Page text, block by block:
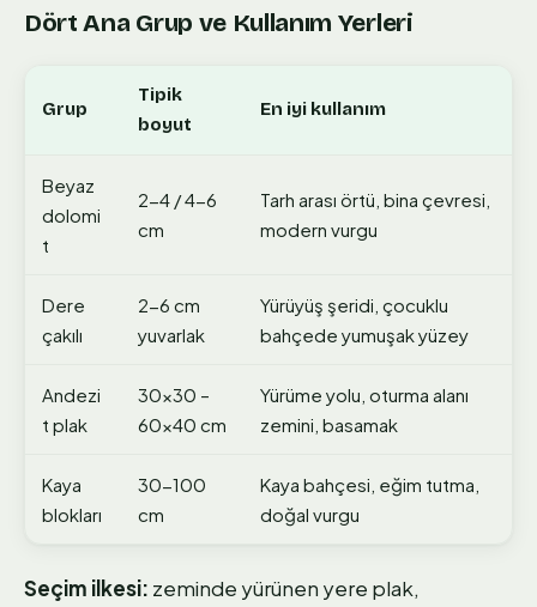
Dört Ana Grup ve Kullanım Yerleri
Grup
Tipik
boyut
En iyi kullanım
Beyaz
dolomi
t
2-4 / 4-6
cm
Tarh arası örtü, bina çevresi,
modern vurgu
Dere
çakılı
2-6 cm
yuvarlak
Yürüyüş şeridi, çocuklu
bahçede yumuşak yüzey
Andezi
t plak
30×30 –
60×40 cm
Yürüme yolu, oturma alanı
zemini, basamak
Kaya
blokları
30-100
cm
Kaya bahçesi, eğim tutma,
doğal vurgu
Seçim ilkesi: zeminde yürünen yere plak,